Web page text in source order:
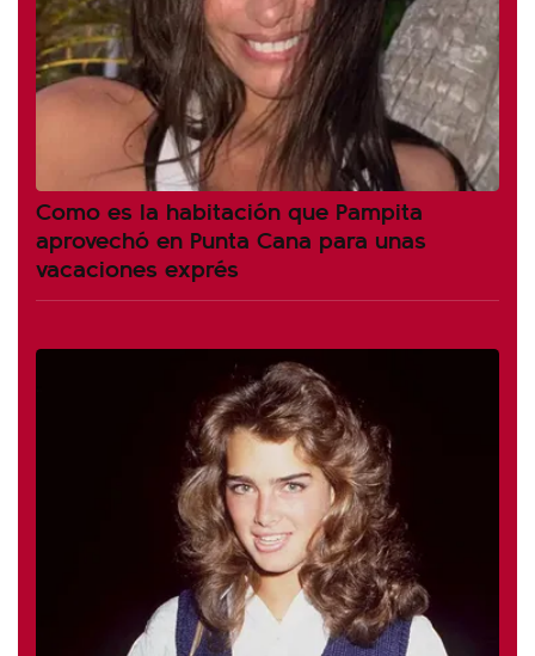
Como es la habitación que Pampita
aprovechó en Punta Cana para unas
vacaciones exprés